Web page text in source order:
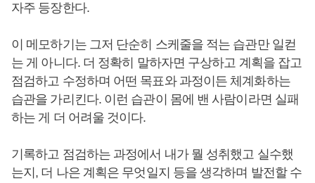
자주 등장한다.
이 메모하기는 그저 단순히 스케줄을 적는 습관만 일컫
는 게 아니다. 더 정확히 말하자면 구상하고 계획을 잡고
점검하고 수정하며 어떤 목표와 과정이든 체계화하는
습관을 가리킨다. 이런 습관이 몸에 밴 사람이라면 실패
하는 게 더 어려울 것이다.
기록하고 점검하는 과정에서 내가 뭘 성취했고 실수했
는지, 더 나은 계획은 무엇일지 등을 생각하며 발전할 수